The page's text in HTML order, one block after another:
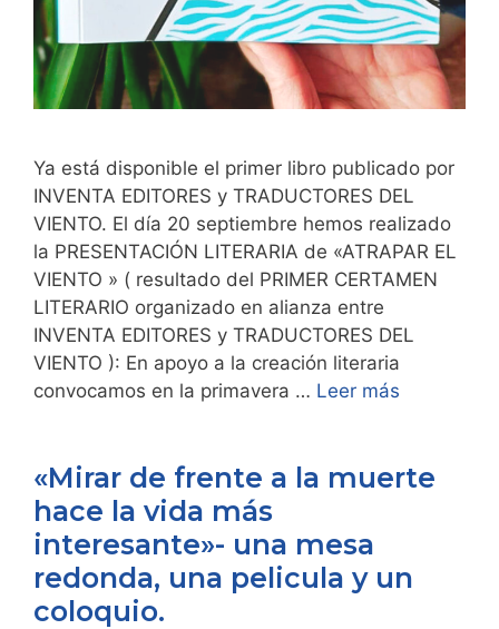
Ya está disponible el primer libro publicado por
INVENTA EDITORES y TRADUCTORES DEL
VIENTO. El día 20 septiembre hemos realizado
la PRESENTACIÓN LITERARIA de «ATRAPAR EL
VIENTO » ( resultado del PRIMER CERTAMEN
LITERARIO organizado en alianza entre
INVENTA EDITORES y TRADUCTORES DEL
VIENTO ): En apoyo a la creación literaria
convocamos en la primavera … Leer más
«Mirar de frente a la muerte
hace la vida más
interesante»- una mesa
redonda, una pelicula y un
coloquio.